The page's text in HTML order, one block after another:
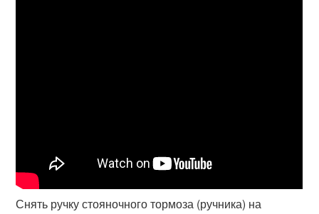
Снять ручку стояночного тормоза (ручника) на